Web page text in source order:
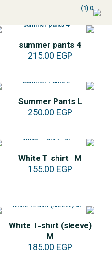
summer pants 4
215.00 EGP
Summer Pants L
250.00 EGP
White T-shirt -M
155.00 EGP
White T-shirt (sleeve)
M
185.00 EGP